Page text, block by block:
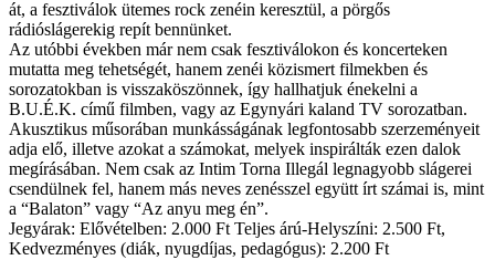
át, a fesztiválok ütemes rock zenéin keresztül, a pörgős
rádióslágerekig repít bennünket.
Az utóbbi években már nem csak fesztiválokon és koncerteken
mutatta meg tehetségét, hanem zenéi közismert filmekben és
sorozatokban is visszaköszönnek, így hallhatjuk énekelni a
B.U.É.K. című filmben, vagy az Egynyári kaland TV sorozatban.
Akusztikus műsorában munkásságának legfontosabb szerzeményeit
adja elő, illetve azokat a számokat, melyek inspirálták ezen dalok
megírásában. Nem csak az Intim Torna Illegál legnagyobb slágerei
csendülnek fel, hanem más neves zenésszel együtt írt számai is, mint
a “Balaton” vagy “Az anyu meg én”.
Jegyárak: Elővételben: 2.000 Ft Teljes árú-Helyszíni: 2.500 Ft,
Kedvezményes (diák, nyugdíjas, pedagógus): 2.200 Ft